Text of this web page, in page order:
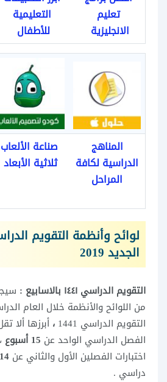
تعليم
الانجليزية
التعليمية
للأطفال
المناهج
الدراسية لكافة
المراحل
صناعة الألعاب
ثلاثية الأبعاد
لوائح وأنظمة التقويم
الجديد 2019
التقويم الدراسي ١٤٤١ بالاسابيع :
من اللوائح والأنظمة خلال العام
التقويم الدراسي 1441
، أبرزها ألا
الفصل الدراسي الواحد عن
اختبارات الفصلين الأول والثاني عن 14 يوم
دراسي .